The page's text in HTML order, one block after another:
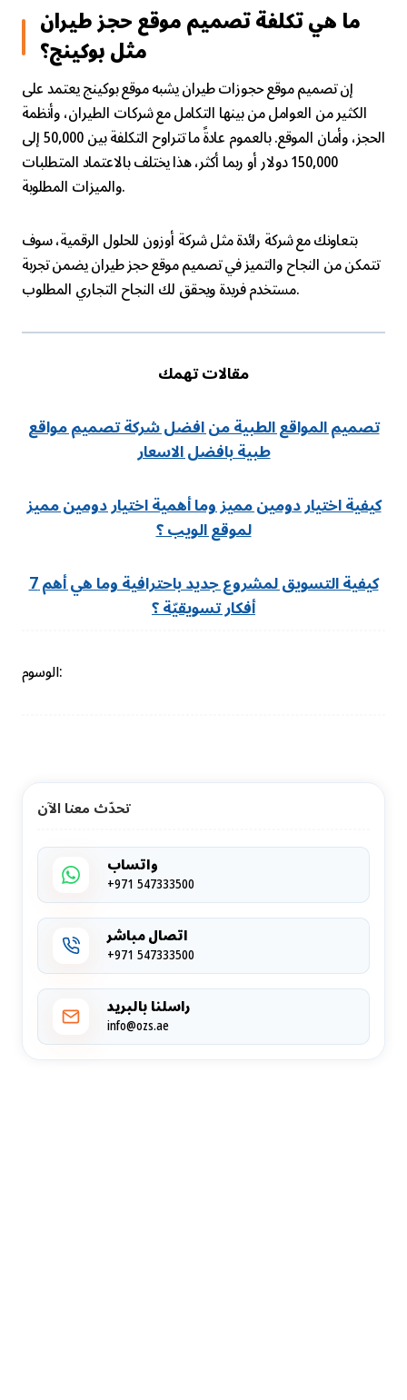
ما هي تكلفة تصميم موقع حجز طيران
مثل بوكينج؟
إن تصميم موقع حجوزات طيران يشبه موقع بوكينج يعتمد على
الكثير من العوامل من بينها التكامل مع شركات الطيران، وأنظمة
الحجز، وأمان الموقع. بالعموم عادةً ما تتراوح التكلفة بين 50,000 إلى
150,000 دولار أو ربما أكثر، هذا يختلف بالاعتماد المتطلبات
والميزات المطلوبة.
بتعاونك مع شركة رائدة مثل شركة أوزون للحلول الرقمية، سوف
تتمكن من النجاح والتميز في تصميم موقع حجز طيران يضمن تجربة
مستخدم فريدة ويحقق لك النجاح التجاري المطلوب.
مقالات تهمك
تصميم المواقع الطبية من افضل شركة تصميم مواقع
طبية بافضل الاسعار
كيفية اختيار دومين مميز وما أهمية اختيار دومين مميز
لموقع الويب ؟
كيفية التسويق لمشروع جديد باحترافية وما هي أهم 7
أفكار تسويقيّة ؟
الوسوم:
تحدّث معنا الآن
واتساب
+971 547333500
اتصال مباشر
+971 547333500
راسلنا بالبريد
info@ozs.ae